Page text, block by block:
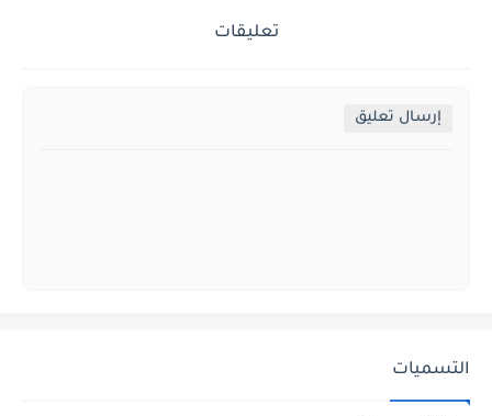
تعليقات
إرسال تعليق
التسميات